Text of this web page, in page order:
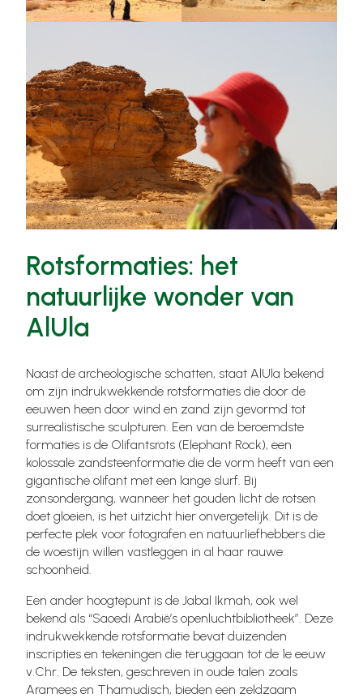
Rotsformaties: het
natuurlijke wonder van
AlUla
Naast de archeologische schatten, staat AlUla bekend
om zijn indrukwekkende rotsformaties die door de
eeuwen heen door wind en zand zijn gevormd tot
surrealistische sculpturen. Een van de beroemdste
formaties is de Olifantsrots (Elephant Rock), een
kolossale zandsteenformatie die de vorm heeft van een
gigantische olifant met een lange slurf. Bij
zonsondergang, wanneer het gouden licht de rotsen
doet gloeien, is het uitzicht hier onvergetelijk. Dit is de
perfecte plek voor fotografen en natuurliefhebbers die
de woestijn willen vastleggen in al haar rauwe
schoonheid.
Een ander hoogtepunt is de Jabal Ikmah, ook wel
bekend als “Saoedi Arabië’s openluchtbibliotheek”. Deze
indrukwekkende rotsformatie bevat duizenden
inscripties en tekeningen die teruggaan tot de 1e eeuw
v.Chr. De teksten, geschreven in oude talen zoals
Aramees en Thamudisch, bieden een zeldzaam